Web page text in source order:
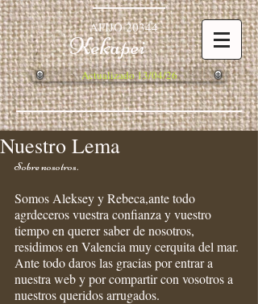
AFIJO 20344
Kekapei
Actualizado 13/04/26
Nuestro Lema
Sobre nosotros.
Somos Aleksey y Rebeca,ante todo
agrdeceros vuestra confianza y vuestro
tiempo en querer saber de nosotros,
residimos en Valencia muy cerquita del mar.
Ante todo daros las gracias por entrar a
nuestra web y por compartir con vosotros a
nuestros queridos arrugados.